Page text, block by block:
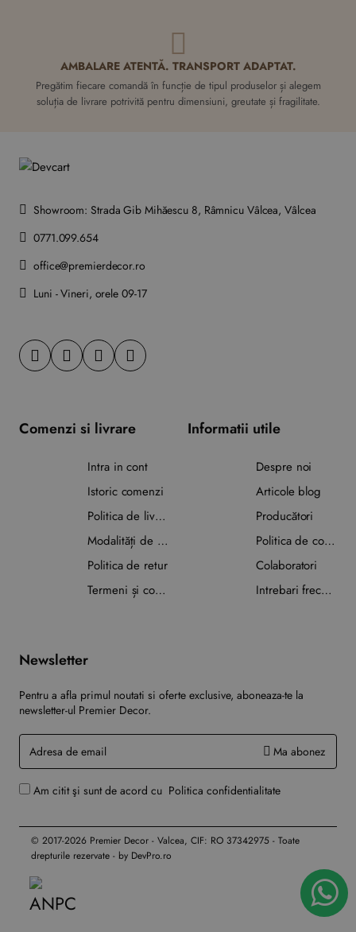
AMBALARE ATENTĂ. TRANSPORT ADAPTAT.
Pregătim fiecare comandă în funcție de tipul produselor și alegem
soluția de livrare potrivită pentru dimensiuni, greutate și fragilitate.
Showroom: Strada Gib Mihăescu 8, Râmnicu Vâlcea, Vâlcea
0771.099.654
office@premierdecor.ro
Luni - Vineri, orele 09-17
Comenzi si livrare
Intra in cont
Istoric comenzi
Politica de livrare
Modalități de plată
Politica de retur
Termeni și condiții
Informatii utile
Despre noi
Articole blog
Producători
Politica de confidențialitate
Colaboratori
Intrebari frecvente
Newsletter
Pentru a afla primul noutati si oferte exclusive, aboneaza-te la
newsletter-ul Premier Decor.
Adresa
de
email
Ma abonez
Am citit şi sunt de acord cu Politica confidentialitate
© 2017-2026 Premier Decor - Valcea, CIF: RO 37342975 - Toate
drepturile rezervate - by DevPro.ro